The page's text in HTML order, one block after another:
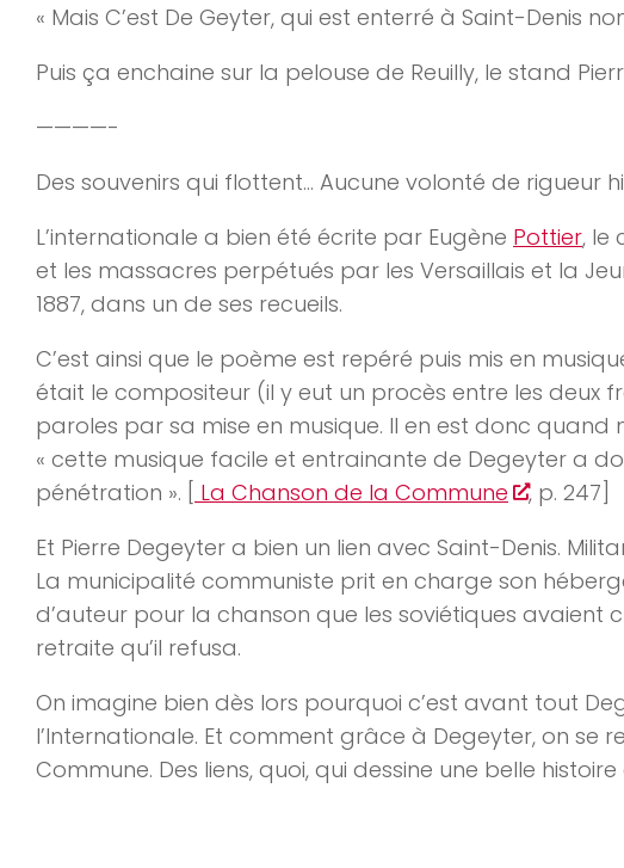
« Mais C’est De Geyter, qui est enterré à Saint-Denis
Puis ça enchaine sur la pelouse de Reuilly, le stand
————-
Des souvenirs qui flottent… Aucune volonté de rigueur
L’internationale a bien été écrite par Eugène Pottier, le
et les massacres perpétués par les Versaillais et la
1887, dans un de ses recueils.
C’est ainsi que le poème est repéré puis mis en
était le compositeur (il y eut un procès entre les deux
paroles par sa mise en musique. Il en est donc quand
« cette musique facile et entrainante de Degeyter a
pénétration ». [
La Chanson de la Commune
, p. 247]
Et Pierre Degeyter a bien un lien avec Saint-Denis.
La municipalité communiste prit en charge son
d’auteur pour la chanson que les soviétiques
retraite qu’il refusa.
On imagine bien dès lors pourquoi c’est avant tout
l’Internationale. Et comment grâce à Degeyter, on se
Commune. Des liens, quoi, qui dessine une belle